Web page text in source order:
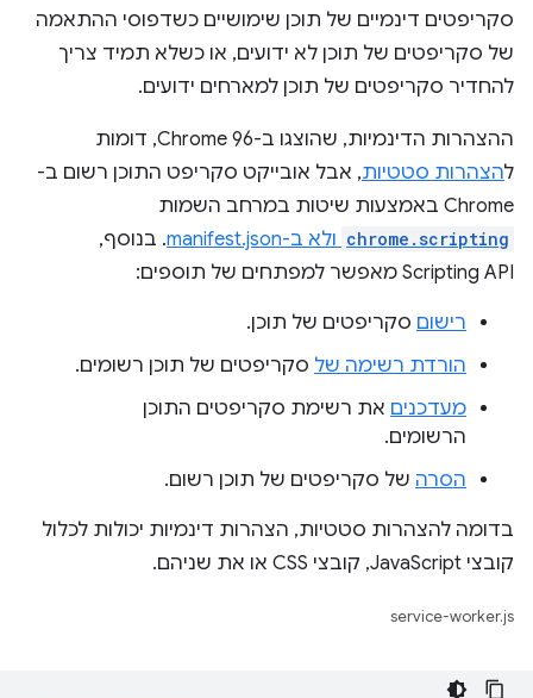
סקריפטים דינמיים של תוכן שימושיים כשדפוסי ההתאמה
של סקריפטים של תוכן לא ידועים, או כשלא תמיד צריך
להחדיר סקריפטים של תוכן למארחים ידועים.
ההצהרות הדינמיות, שהוצגו ב-Chrome 96, דומות
להצהרות סטטיות, אבל אובייקט סקריפט התוכן רשום ב-
Chrome באמצעות שיטות במרחב השמות
chrome.scripting ולא ב-manifest.json. בנוסף,
Scripting API מאפשר למפתחים של תוספים:
רישום סקריפטים של תוכן.
הורדת רשימה של סקריפטים של תוכן רשומים.
מעדכנים את רשימת סקריפטים התוכן
הרשומים.
הסרה של סקריפטים של תוכן רשום.
בדומה להצהרות סטטיות, הצהרות דינמיות יכולות לכלול
קובצי JavaScript, קובצי CSS או את שניהם.
service-worker.js